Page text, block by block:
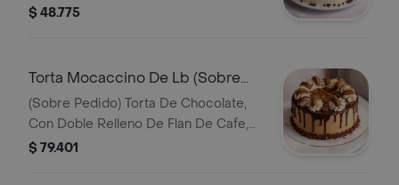
Crema De Merengue Clasico Y Chips
$ 48.775
Torta Mocaccino De Lb (Sobre
Pedido)
(Sobre Pedido) Torta De Chocolate,
Con Doble Relleno De Flan De Cafe,
Decorada Con Cubierta De Crema De
$ 79.401